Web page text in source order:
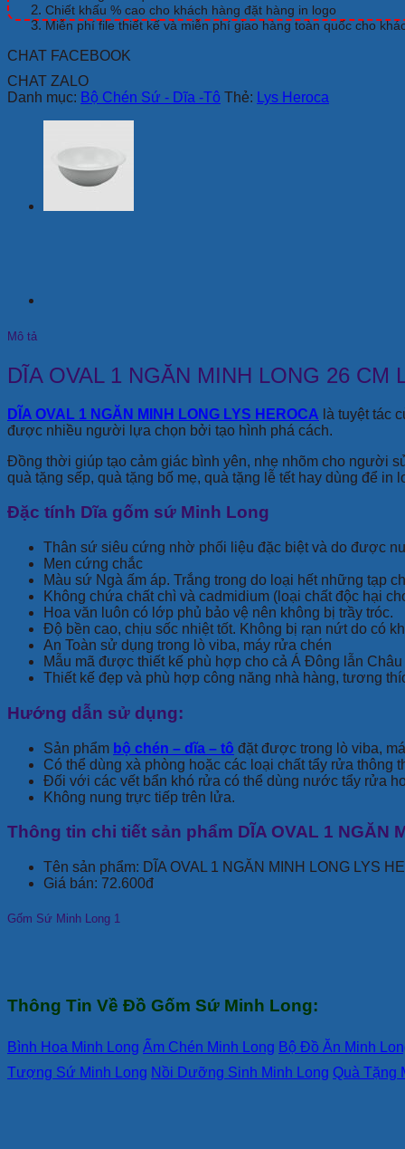
CM
LYS
số
lượng
Chiết khấu % cao cho khách hàng đặt hàng in logo
Miễn phí file thiết kế và miễn phí giao hàng toàn quốc cho
CHAT FACEBOOK
CHAT ZALO
Danh mục: Bộ Chén Sứ - Dĩa -Tô Thẻ: Lys Heroca
Mô tả
DĨA OVAL 1 NGĂN MINH LONG 26 CM
DĨA OVAL 1 NGĂN MINH LONG LYS HEROCA là tuyệt tác
được nhiều người lựa chọn bởi tạo hình phá cách.
Đồng thời giúp tạo cảm giác bình yên, nhẹ nhõm cho người
quà tặng sếp, quà tặng bố mẹ, quà tặng lễ tết hay dùng để in
Đặc tính Dĩa gốm sứ Minh Long
Thân sứ siêu cứng nhờ phối liệu đặc biệt và do được
Men cứng chắc
Màu sứ Ngà ấm áp. Trắng trong do loại hết những tạp
Không chứa chất chì và cadmidium (loại chất độc hại
Hoa văn luôn có lớp phủ bảo vệ nên không bị trầy tróc.
Độ bền cao, chịu sốc nhiệt tốt. Không bị rạn nứt do có
An Toàn sử dụng trong lò viba, máy rửa chén
Mẫu mã được thiết kế phù hợp cho cả Á Đông lẫn Châu
Thiết kế đẹp và phù hợp công năng nhà hàng, tương
Hướng dẫn sử dụng:
Sản phẩm bộ chén – dĩa – tô đặt được trong lò viba,
Có thể dùng xà phòng hoặc các loại chất tẩy rửa thông
Đối với các vết bẩn khó rửa có thể dùng nước tẩy rửa
Không nung trực tiếp trên lửa.
Thông tin chi tiết sản phẩm DĨA OVAL 1 NGĂN
Tên sản phẩm: DĨA OVAL 1 NGĂN MINH LONG LYS
Giá bán: 72.600đ
Gốm Sứ Minh Long 1
Thông Tin Về Đồ Gốm Sứ Minh Long:
Bình Hoa Minh Long Ấm Chén Minh Long Bộ Đồ Ăn Minh
Tượng Sứ Minh Long Nồi Dưỡng Sinh Minh Long Quà Tặng